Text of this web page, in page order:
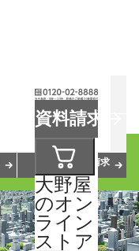
資料請求
大野屋
のオン
ライン
ストア
会員サービス
資料請求